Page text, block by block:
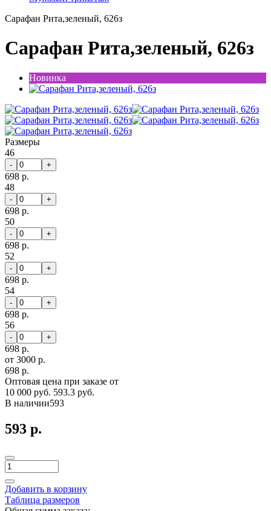
Сарафан Рита,зеленый, 626з
Сарафан Рита,зеленый, 626з
Новинка
Размеры
46
- +
698 р.
48
- +
698 р.
50
- +
698 р.
52
- +
698 р.
54
- +
698 р.
56
- +
698 р.
от 3000 р.
698 р.
Оптовая цена при заказе от
10 000 руб. 593.3 руб.
В наличии593
593 р.
Добавить в корзину
Таблица размеров